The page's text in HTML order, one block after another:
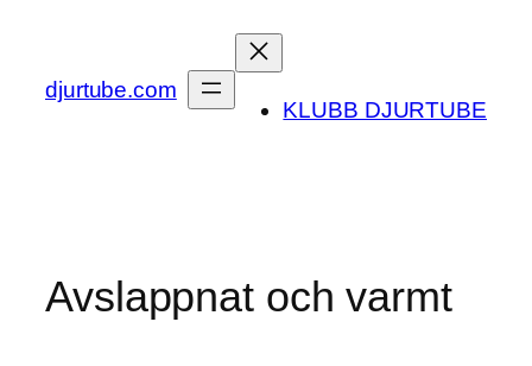
content
djurtube.com
KLUBB DJURTUBE
Avslappnat och varmt